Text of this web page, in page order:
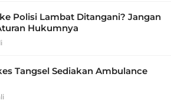
Polisi Lambat Ditangani? Jangan
Hukumnya
Tangsel Sediakan Ambulance